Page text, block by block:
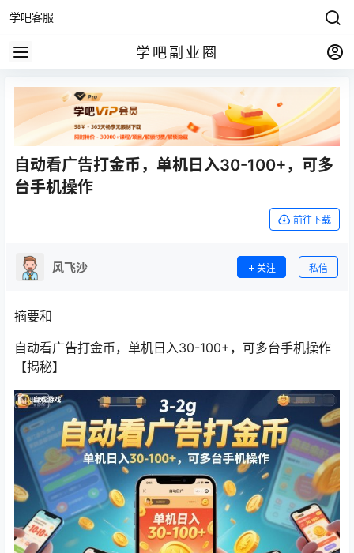
学吧客服
学吧副业圈
自动看广告打金币，单机日入30-100+，可多
台手机操作
前往下载
风飞沙 关注 私信
摘要和
自动看广告打金币，单机日入30-100+，可多台手机操作
【揭秘】